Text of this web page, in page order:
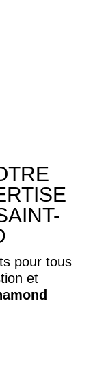
pour tous
et